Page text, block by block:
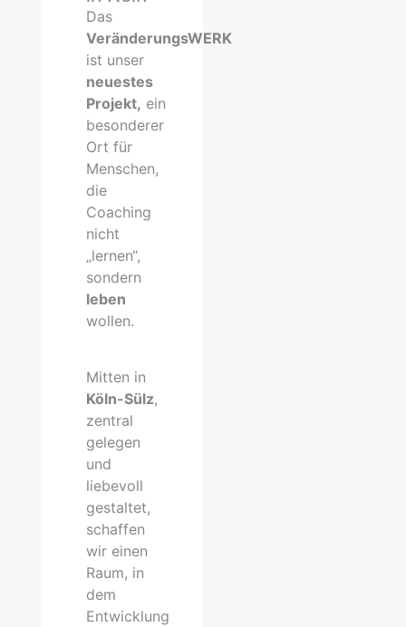
Das
VeränderungsWERK
ist unser
neuestes
Projekt, ein
besonderer
Ort für
Menschen,
die
Coaching
nicht
„lernen“,
sondern
leben
wollen.
Mitten in
Köln-Sülz,
zentral
gelegen
und
liebevoll
gestaltet,
schaffen
wir einen
Raum, in
dem
Entwicklung